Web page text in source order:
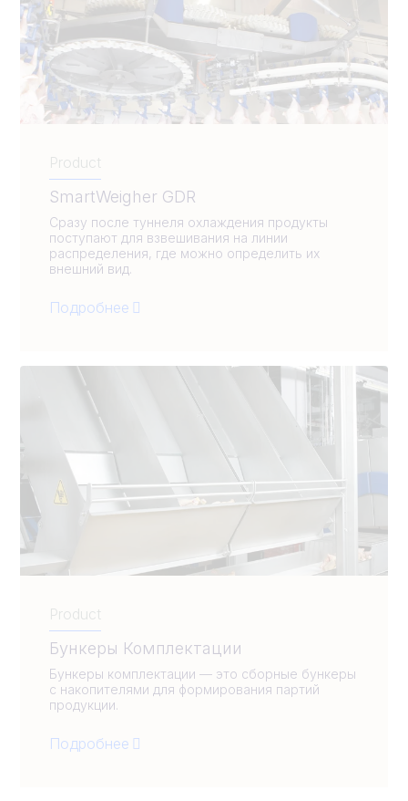
Product
SmartWeigher GDR
Сразу после туннеля охлаждения продукты
поступают для взвешивания на линии
распределения, где можно определить их
внешний вид.
Подробнее
Product
Бункеры Комплектации
Бункеры комплектации — это сборные бункеры
с накопителями для формирования партий
продукции.
Подробнее